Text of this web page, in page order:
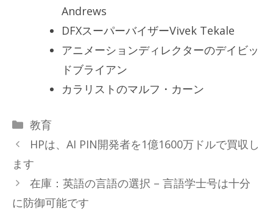
Andrews
DFXスーパーバイザーVivek Tekale
アニメーションディレクターのデイビッ
ドブライアン
カラリストのマルフ・カーン
カ
テ
リ
ー
教育
HPは、AI PIN開発者を1億1600万ドルで買収し
ます
在庫：英語の言語の選択 – 言語学士号は十分
に防御可能です